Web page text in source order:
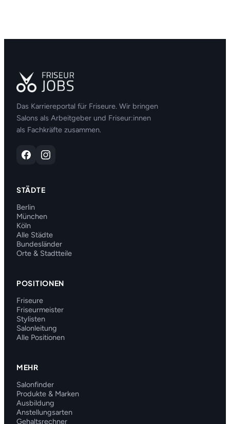
Das Karriereportal für Friseure. Wir bringen
Salons als Arbeitgeber und Friseur:innen
als Fachkräfte zusammen.
STÄDTE
Berlin
München
Köln
Alle Städte
Bundesländer
Orte & Stadtteile
POSITIONEN
Friseure
Friseurmeister
Stylisten
Salonleitung
Alle Positionen
MEHR
Salonfinder
Produkte & Marken
Ausbildung
Anstellungsarten
Gehaltsrechner